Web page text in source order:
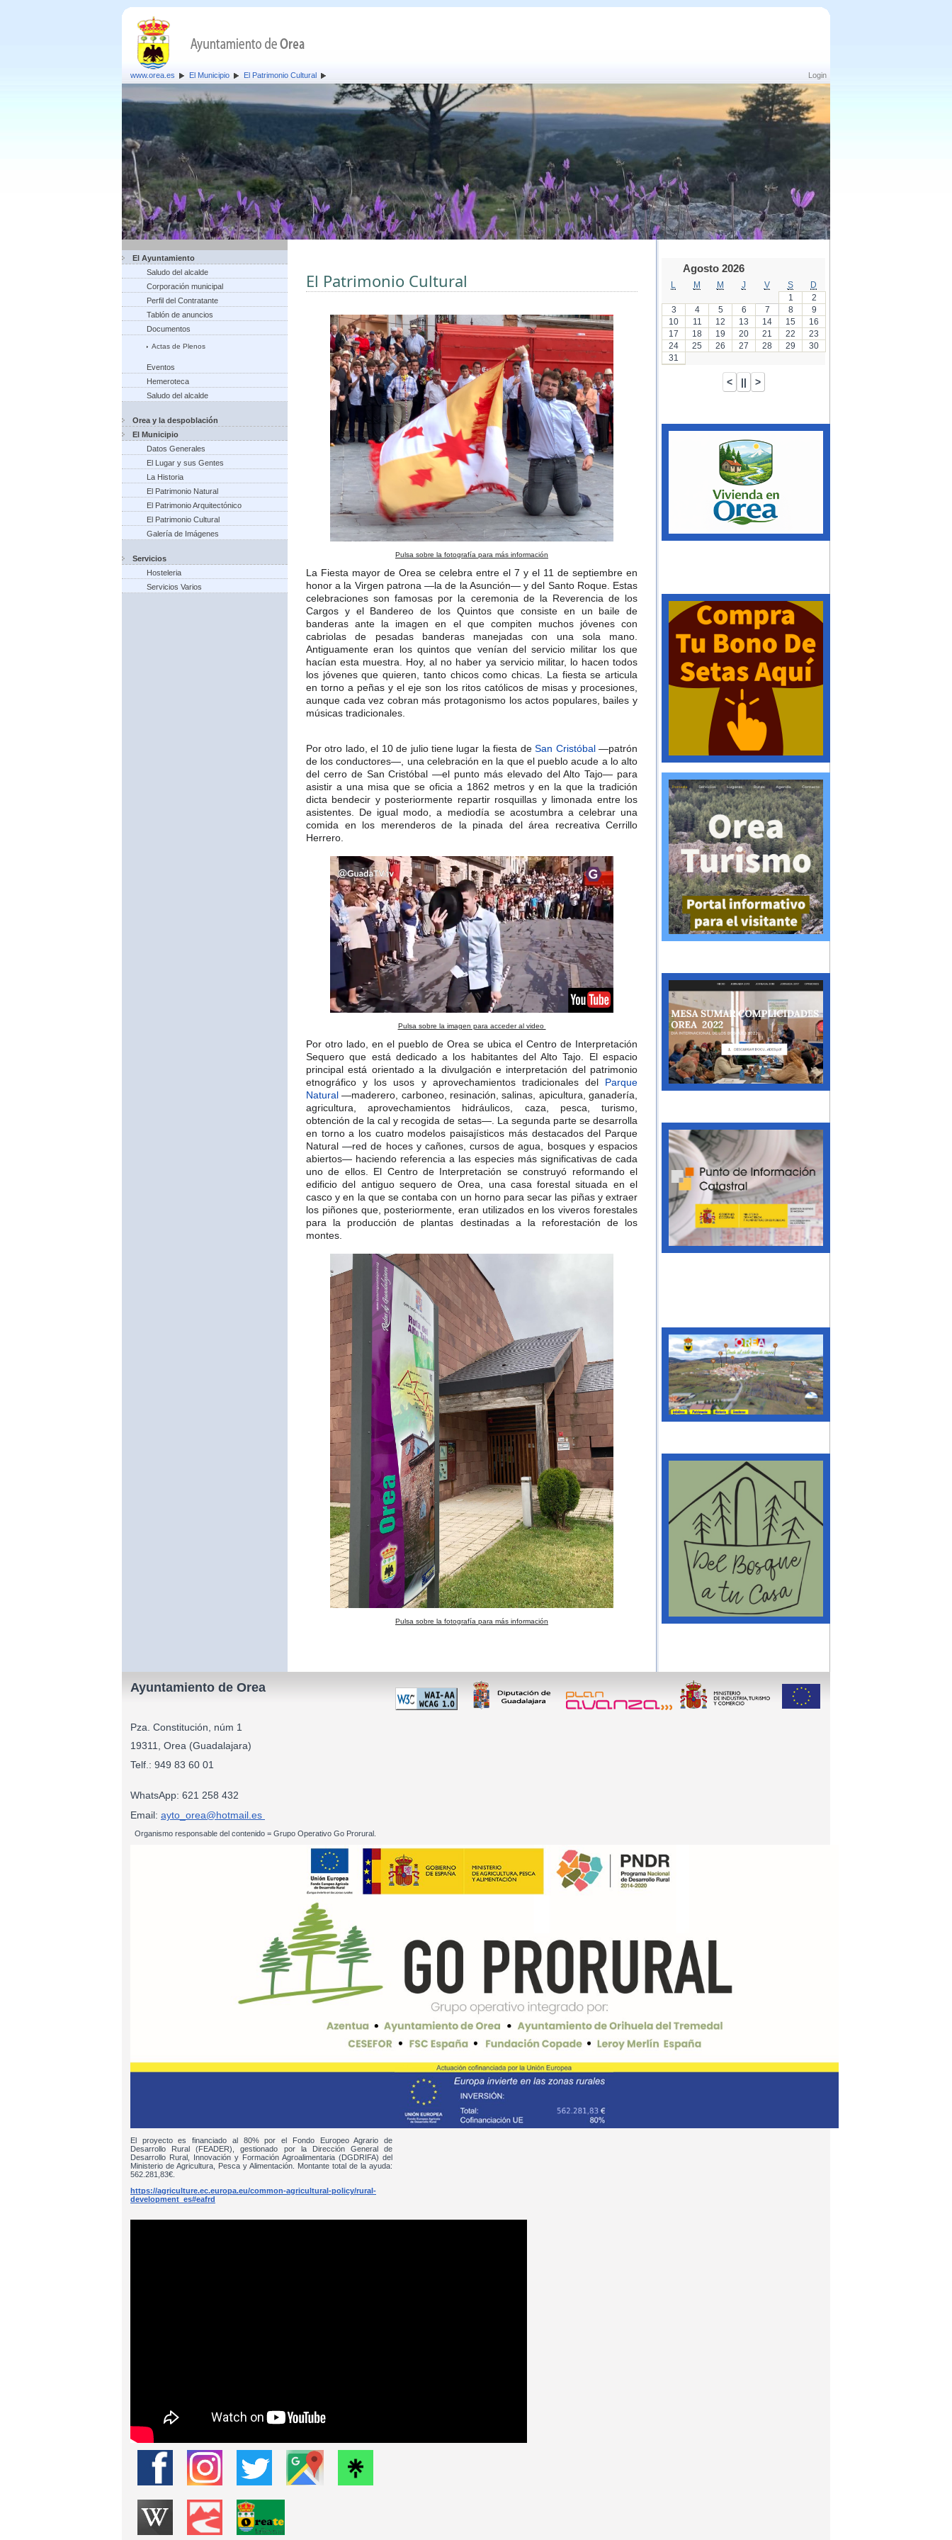
Login
www.orea.es El Municipio El Patrimonio Cultural
El Ayuntamiento
Saludo del alcalde
Corporación municipal
Perfil del Contratante
Tablón de anuncios
Documentos
Actas de Plenos
Eventos
Hemeroteca
Saludo del alcalde
Orea y la despoblación
El Municipio
Datos Generales
El Lugar y sus Gentes
La Historia
El Patrimonio Natural
El Patrimonio Arquitectónico
El Patrimonio Cultural
Galería de Imágenes
Servicios
Hosteleria
Servicios Varios
El Patrimonio Cultural
Pulsa sobre la fotografía para más información
La Fiesta mayor de Orea se celebra entre el 7 y el 11 de septiembre en
honor a la Virgen patrona —la de la Asunción— y del Santo Roque. Estas
celebraciones son famosas por la ceremonia de la Reverencia de los
Cargos y el Bandereo de los Quintos que consiste en un baile de
banderas ante la imagen en el que compiten muchos jóvenes con
cabriolas de pesadas banderas manejadas con una sola mano.
Antiguamente eran los quintos que venían del servicio militar los que
hacían esta muestra. Hoy, al no haber ya servicio militar, lo hacen todos
los jóvenes que quieren, tanto chicos como chicas. La fiesta se articula
en torno a peñas y el eje son los ritos católicos de misas y procesiones,
aunque cada vez cobran más protagonismo los actos populares, bailes y
músicas tradicionales.​
Por otro lado, el 10 de julio tiene lugar la fiesta deSan Cristóbal—patrón
de los conductores—, una celebración en la que el pueblo acude a lo alto
del cerro de San Cristóbal —el punto más elevado del Alto Tajo— para
asistir a una misa que se oficia a 1862 metros y en la que la tradición
dicta bendecir y posteriormente repartir rosquillas y limonada entre los
asistentes. De igual modo, a mediodía se acostumbra a celebrar una
comida en los merenderos de la pinada del área recreativa Cerrillo
Herrero.​
Pulsa sobre la imagen para acceder al video
Por otro lado, en el pueblo de Orea se ubica el Centro de Interpretación
Sequero que está dedicado a los habitantes del Alto Tajo. El espacio
principal está orientado a la divulgación e interpretación del patrimonio
etnográfico y los usos y aprovechamientos tradicionales del Parque
Natural —maderero, carboneo, resinación, salinas, apicultura, ganadería,
agricultura, aprovechamientos hidráulicos, caza, pesca, turismo,
obtención de la cal y recogida de setas—. La segunda parte se desarrolla
en torno a los cuatro modelos paisajísticos más destacados del Parque
Natural —red de hoces y cañones, cursos de agua, bosques y espacios
abiertos— haciendo referencia a las especies más significativas de cada
uno de ellos. El Centro de Interpretación se construyó reformando el
edificio del antiguo sequero de Orea, una casa forestal situada en el
casco y en la que se contaba con un horno para secar las piñas y extraer
los piñones que, posteriormente, eran utilizados en los viveros forestales
para la producción de plantas destinadas a la reforestación de los
montes.
Pulsa sobre la fotografía para más información
Agosto 2026
M M J V S
D
1
2
3
4 5 6 7 8
9
10
11 12 13 14 15
16
17
18 19 20 21 22
23
24
25 26 27 28 29
30
31
Ayuntamiento de Orea
Pza. Constitución, núm 1
19311, Orea (Guadalajara)
Telf.: 949 83 60 01
WhatsApp: 621 258 432
Email: ayto_orea@hotmail.es
Organismo responsable del contenido = Grupo Operativo Go Prorural.
El proyecto es financiado al 80% por el Fondo Europeo Agrario de
Desarrollo Rural (FEADER), gestionado por la Dirección General de
Desarrollo Rural, Innovación y Formación Agroalimentaria (DGDRIFA) del
Ministerio de Agricultura, Pesca y Alimentación. Montante total de la ayuda:
562.281,83€.
https://agriculture.ec.europa.eu/common-agricultural-policy/rural-
development_es#eafrd